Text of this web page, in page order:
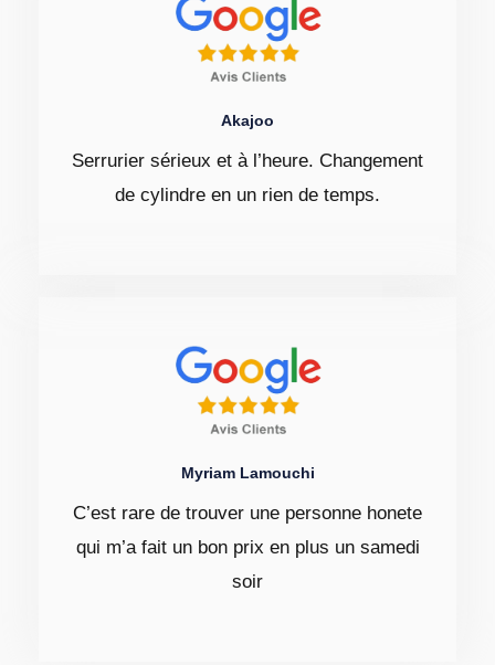
Akajoo
Serrurier sérieux et à l’heure. Changement
de cylindre en un rien de temps.
Myriam Lamouchi
C’est rare de trouver une personne honete
qui m’a fait un bon prix en plus un samedi
soir